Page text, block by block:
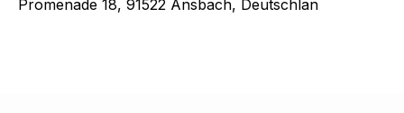
Promenade 18, 91522 Ansbach, Deutschlan